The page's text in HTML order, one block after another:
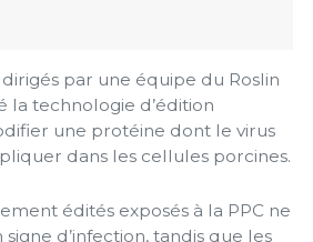
par une équipe du Roslin
la technologie d’édition
une protéine dont le virus
dans les cellules porcines.
édités exposés à la PPC ne
d’infection, tandis que les